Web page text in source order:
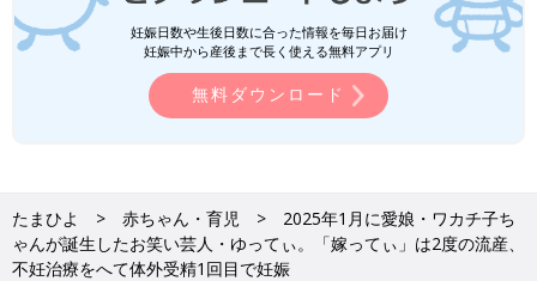
――なぜ45歳だったんでしょうか？
ゆってぃ おぎやはぎの矢作さんや、事務所のほかの先輩も45歳
で結婚した人がいて、なんとく自分も45歳までに結婚しないとヤ
バいなって感じていました(笑)。この話は妻にも話していたので
さんが妊娠。
妊娠日数や生後日数に合った情報を毎日お届け
妊娠中から産後まで長く使える無料アプリ
無料ダウンロード
たまひよ 赤ちゃん・育児
2025年1月に愛娘・ワカチ子ち
ゃんが誕生したお笑い芸人・ゆってぃ。「嫁ってぃ」は2度の流産、
不妊治療をへて体外受精1回目で妊娠